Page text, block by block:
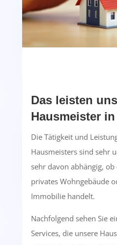
Das leisten
Hausmeister
Die Tätigkeit und
Hausmeisters sind sehr
sehr davon abhängig, ob
privates Wohngebäude
Immobilie handelt.
Nachfolgend sehen Sie
Services, die unsere